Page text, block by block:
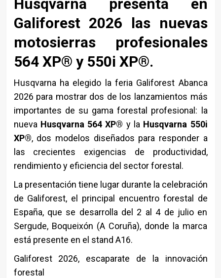
Husqvarna presenta en
Galiforest 2026 las nuevas
motosierras profesionales
564 XP® y 550i XP®.
Husqvarna ha elegido la feria Galiforest Abanca
2026 para mostrar dos de los lanzamientos más
importantes de su gama forestal profesional: la
nueva Husqvarna 564 XP® y la Husqvarna 550i
XP®, dos modelos diseñados para responder a
las crecientes exigencias de productividad,
rendimiento y eficiencia del sector forestal.
La presentación tiene lugar durante la celebración
de Galiforest, el principal encuentro forestal de
España, que se desarrolla del 2 al 4 de julio en
Sergude, Boqueixón (A Coruña), donde la marca
está presente en el stand A16.
Galiforest 2026, escaparate de la innovación
forestal